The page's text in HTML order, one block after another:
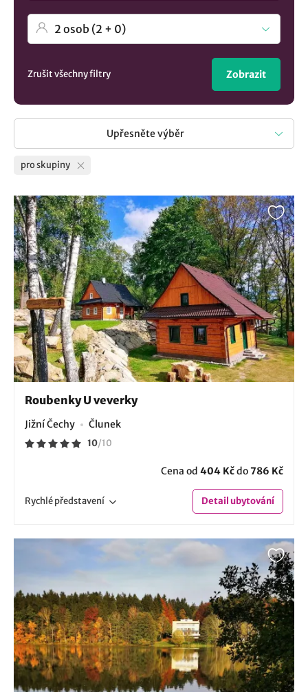
Zrušit všechny filtry Zobrazit
Upřesněte výběr
pro skupiny
Roubenky U veverky
Jižní Čechy Člunek
10/10
Cena od 404 Kčdo786 Kč
Rychlépředstavení Detailubytování